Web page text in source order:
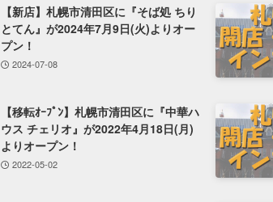
【新店】札幌市清田区に『そば処 ちり
とてん』が2024年7月9日(火)よりオー
プン！
2024-07-08
【移転ｵｰﾌﾟﾝ】札幌市清田区に『中華ハ
ウス チェリオ』が2022年4月18日(月)
よりオープン！
2022-05-02